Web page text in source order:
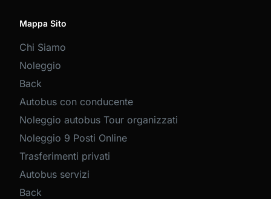
Mappa Sito
Chi Siamo
Noleggio
Back
Autobus con conducente
Noleggio autobus Tour organizzati
Noleggio 9 Posti Online
Trasferimenti privati
Autobus servizi
Back